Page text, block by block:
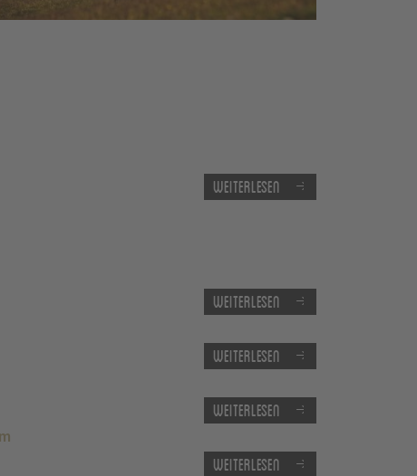
Weiterlesen
Weiterlesen
Weiterlesen
Weiterlesen
Weiterlesen